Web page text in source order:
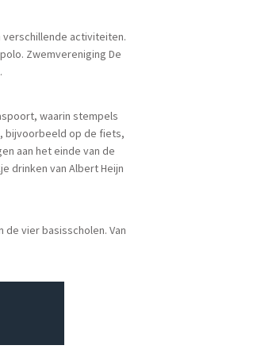
verschillende activiteiten.
Zwemvereniging De
waarin stempels
bijvoorbeeld op de fiets,
aan het einde van de
drinken van Albert Heijn
vier basisscholen. Van